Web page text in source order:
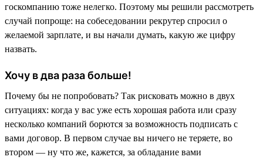
госкомпанию тоже нелегко. Поэтому мы решили рассмотреть
случай попроще: на собеседовании рекрутер спросил о
желаемой зарплате, и вы начали думать, какую же цифру
назвать.
Хочу в два раза больше!
Почему бы не попробовать? Так рисковать можно в двух
ситуациях: когда у вас уже есть хорошая работа или сразу
несколько компаний борются за возможность подписать с
вами договор. В первом случае вы ничего не теряете, во
втором — ну что же, кажется, за обладание вами